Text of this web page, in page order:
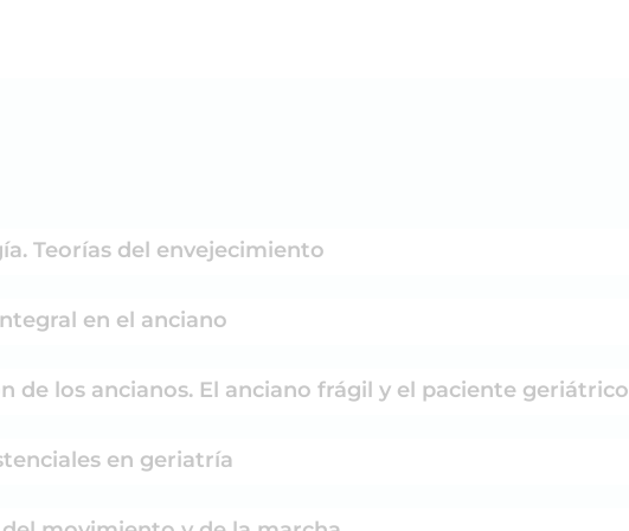
Teorías del envejecimiento
en el anciano
de los ancianos. El anciano frágil y el paciente geriátrico
en geriatría